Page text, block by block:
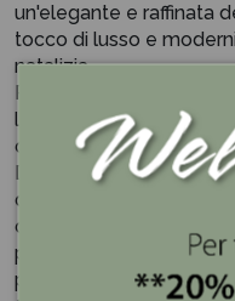
un'elegante e raffinata
tocco di lusso e
natalizia.
l'albero cattura e
creando effetti
Dalle dimensioni
diventare un elemento
creando un impatto
perfetto come punto
pezzo principale di